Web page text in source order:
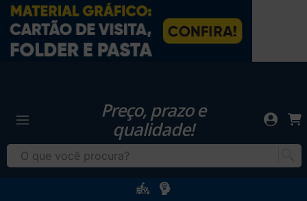
Preço, prazo e
qualidade!